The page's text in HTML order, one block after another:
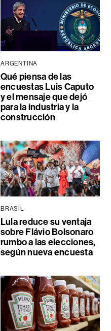
ARGENTINA
Qué piensa de las
encuestas Luis Caputo
y el mensaje que dejó
para la industria y la
construcción
BRASIL
Lula reduce su ventaja
sobre Flávio Bolsonaro
rumbo a las elecciones,
según nueva encuesta